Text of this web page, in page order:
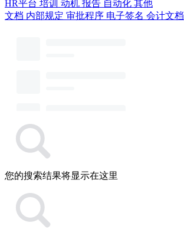
HR平台 培训 动机 报告 自动化 其他
文档 内部规定 审批程序 电子签名 会计文档
您的搜索结果将显示在这里